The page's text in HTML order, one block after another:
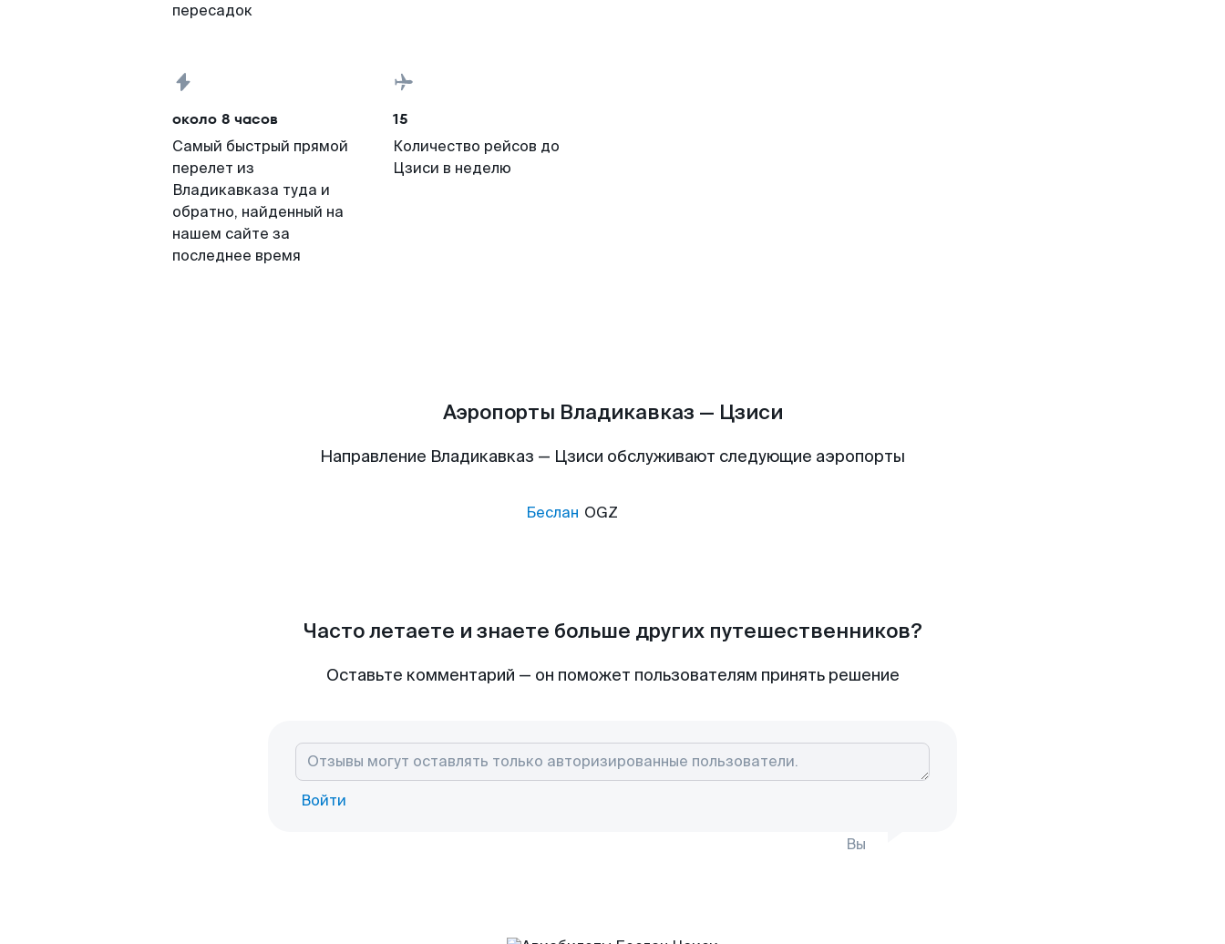
пересадок
около 8 часов
Самый быстрый прямой
перелет из
Владикавказа туда и
обратно, найденный на
нашем сайте за
последнее время
15
Количество рейсов до
Цзиси в неделю
Аэропорты Владикавказ — Цзиси
Направление Владикавказ — Цзиси обслуживают следующие аэропорты
Беслан OGZ
Часто летаете и знаете больше других путешественников?
Оставьте комментарий — он поможет пользователям принять решение
Войти
Вы